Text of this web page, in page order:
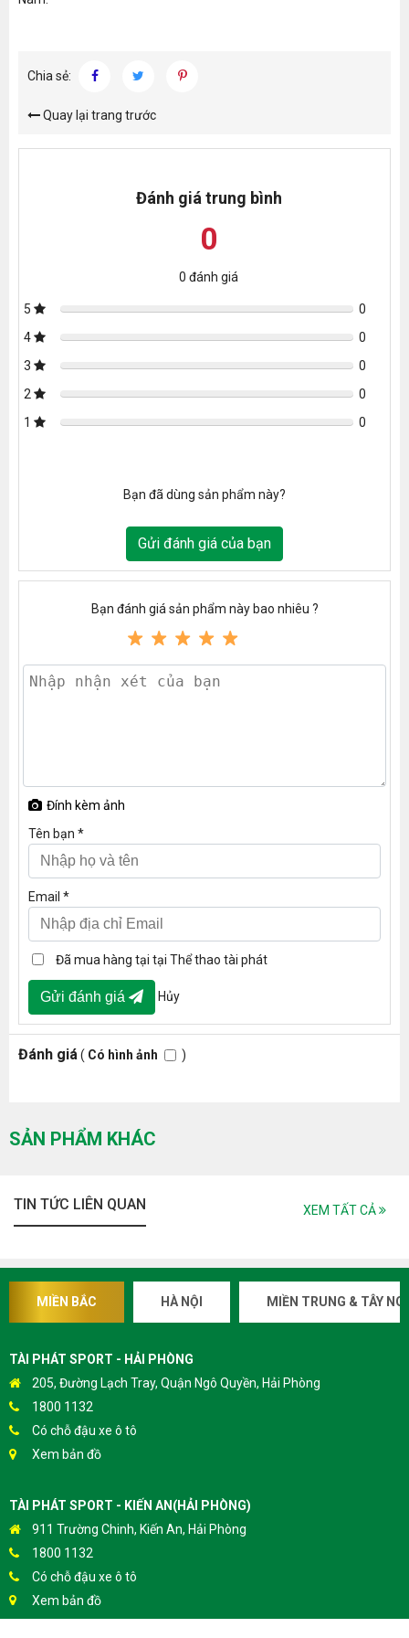
Chia sẻ:
Quay lại trang trước
Đánh giá trung bình
0
0 đánh giá
5
0
4
0
3
0
2
0
1
0
Bạn đã dùng sản phẩm này?
Gửi đánh giá của bạn
Bạn đánh giá sản phẩm này bao nhiêu ?
Đính kèm ảnh
Tên bạn *
Email *
Đã mua hàng tại tại Thể thao tài phát
Gửi đánh giá Hủy
Đánh giá ( Có hình ảnh )
SẢN PHẨM KHÁC
TIN TỨC LIÊN QUAN XEM TẤT CẢ
MIỀN BẮC HÀ NỘI MIỀN TRUNG & TÂY
TÀI PHÁT SPORT - HẢI PHÒNG
205, Đường Lạch Tray, Quận Ngô Quyền, Hải Phòng
1800 1132
Có chỗ đậu xe ô tô
Xem bản đồ
TÀI PHÁT SPORT - KIẾN AN(HẢI PHÒNG)
911 Trường Chinh, Kiến An, Hải Phòng
1800 1132
Có chỗ đậu xe ô tô
Xem bản đồ